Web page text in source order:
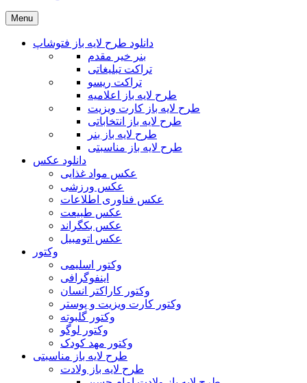
Menu
دانلود طرح لایه باز فتوشاپ
بنر خیر مقدم
تراکت تبلیغاتی
تراکت ریسو
طرح لایه باز اعلامیه
طرح لایه باز کارت ویزیت
طرح لایه باز انتخاباتی
طرح لایه باز بنر
طرح لایه باز مناسبتی
دانلود عکس
عکس مواد غذایی
عکس ورزشی
عکس فناوری اطلاعات
عکس طبیعت
عکس بکگراند
عکس اتومبیل
وکتور
وکتور اسلیمی
اینفوگرافی
وکتور کاراکتر انسان
وکتور کارت ویزیت و پوستر
وکتور گلبوته
وکتور لوگو
وکتور مهد کودک
طرح لایه باز مناسبتی
طرح لایه باز ولادت